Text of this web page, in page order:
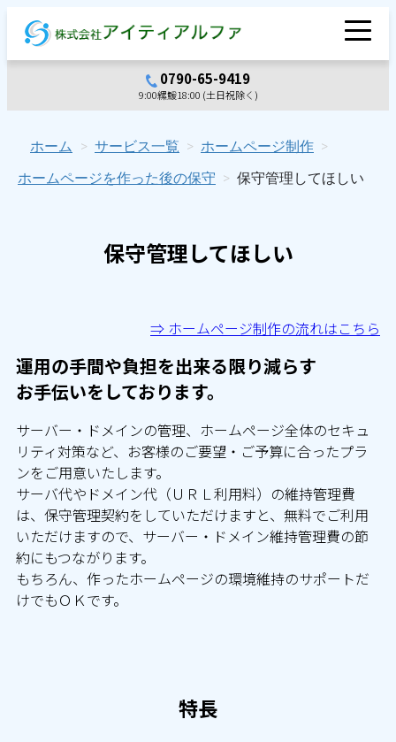
を
0790-65-9419
9:00縲鰀18:00 (土日祝除く)
ホーム > サービス一覧 > ホームページ制作 >
ホームページを作った後の保守 > 保守管理してほしい
保守管理してほしい
⇒ ホームページ制作の流れはこちら
運用の手間や負担を出来る限り減らす
お手伝いをしております。
サーバー・ドメインの管理、ホームページ全体のセキュ
リティ対策など、お客様のご要望・ご予算に合ったプラ
ンをご用意いたします。
サーバ代やドメイン代（ＵＲＬ利用料）の維持管理費
は、保守管理契約をしていただけますと、無料でご利用
いただけますので、サーバー・ドメイン維持管理費の節
約にもつながります。
もちろん、作ったホームページの環境維持のサポートだ
けでもＯＫです。
特長